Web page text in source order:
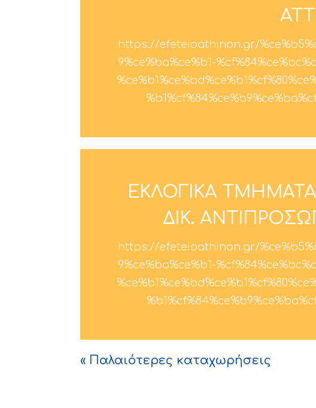
https://efeteioathinon.gr/
9%ce%ba%ce%b1-
ΕΚΛΟΓΙΚΑ
ΔΙΚ.
https://efeteioathinon.gr/
9%ce%ba%ce%b1-
« Παλαιότερες καταχωρήσεις